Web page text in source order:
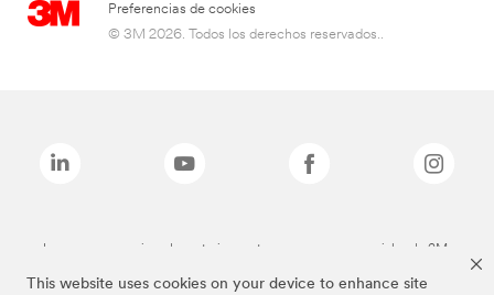
This website uses cookies on your device to enhance site
Preferencias de cookies
© 3M 2026. Todos los derechos reservados..
Las marcas mencionadas anteriormente son marcas comerciales de 3M.